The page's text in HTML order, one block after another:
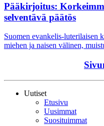
Pääkirjoitus:
selventävä päätös
Suomen evankelis-luterilaisen
miehen ja naisen välinen,
Uutiset
Etusivu
Uusimmat
Suosituimmat